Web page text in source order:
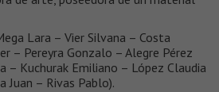
Lara – Vier Silvana – Costa
– Pereyra Gonzalo – Alegre Pérez
– Kuchurak Emiliano – López Claudia
Juan – Rivas Pablo).